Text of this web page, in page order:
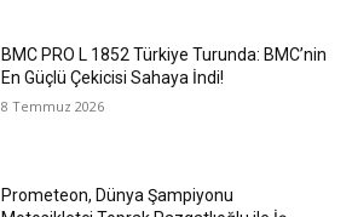
BMC PRO L 1852 Türkiye Turunda: BMC’nin
En Güçlü Çekicisi Sahaya İndi!
8 Temmuz 2026
Prometeon, Dünya Şampiyonu